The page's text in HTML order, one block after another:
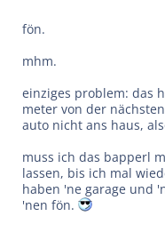
fön.
mhm.
einziges problem: das
meter von der
auto nicht ans haus,
muss ich das bapperl
lassen, bis ich mal
haben 'ne garage und
'nen fön.